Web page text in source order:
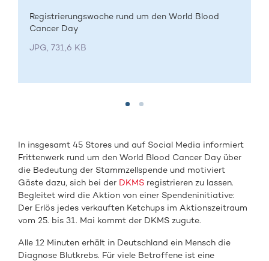
Registrierungswoche rund um den World Blood
Cancer Day
JPG, 731,6 KB
In insgesamt 45 Stores und auf Social Media informiert
Frittenwerk rund um den World Blood Cancer Day über
die Bedeutung der Stammzellspende und motiviert
Gäste dazu, sich bei der DKMS registrieren zu lassen.
Begleitet wird die Aktion von einer Spendeninitiative:
Der Erlös jedes verkauften Ketchups im Aktionszeitraum
vom 25. bis 31. Mai kommt der DKMS zugute.
Alle 12 Minuten erhält in Deutschland ein Mensch die
Diagnose Blutkrebs. Für viele Betroffene ist eine